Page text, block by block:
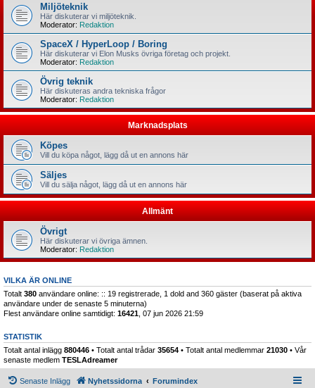
Miljöteknik
Här diskuterar vi miljöteknik.
Moderator: Redaktion
SpaceX / HyperLoop / Boring
Här diskuterar vi Elon Musks övriga företag och projekt.
Moderator: Redaktion
Övrig teknik
Här diskuteras andra tekniska frågor
Moderator: Redaktion
Marknadsplats
Köpes
Vill du köpa något, lägg då ut en annons här
Säljes
Vill du sälja något, lägg då ut en annons här
Allmänt
Övrigt
Här diskuterar vi övriga ämnen.
Moderator: Redaktion
VILKA ÄR ONLINE
Totalt 380 användare online: :: 19 registrerade, 1 dold and 360 gäster (baserat på aktiva
användare under de senaste 5 minuterna)
Flest användare online samtidigt: 16421 , 07 jun 2026 21:59
STATISTIK
Totalt antal inlägg 880446 • Totalt antal trådar 35654 • Totalt antal medlemmar 21030 • Vår
senaste medlem TESLAdreamer
Senaste Inlägg Nyhetssidorna Forumindex